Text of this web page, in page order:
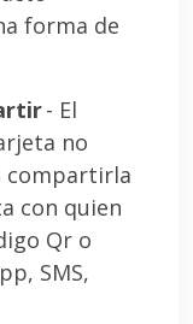
forma de
- El
no
compartirla
con quien
Qr o
SMS,